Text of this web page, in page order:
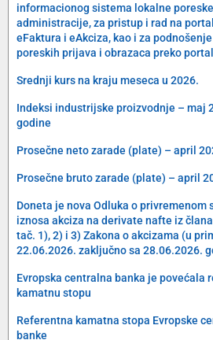
informacionog sistema lokalne poreske
administracije, za pristup i rad na
eFaktura i eAkciza, kao i za
poreskih prijava i obrazaca preko
Srednji kurs na kraju meseca u 2026.
Indeksi industrijske proizvodnje – maj
godine
Prosečne neto zarade (plate) – april
Prosečne bruto zarade (plate) – april
Doneta je nova Odluka o privremenom
iznosa akciza na derivate nafte iz
tač. 1), 2) i 3) Zakona o akcizama (u
22.06.2026. zaključno sa 28.06.2026.
Evropska centralna banka je povećala
kamatnu stopu
Referentna kamatna stopa Evropske
banke